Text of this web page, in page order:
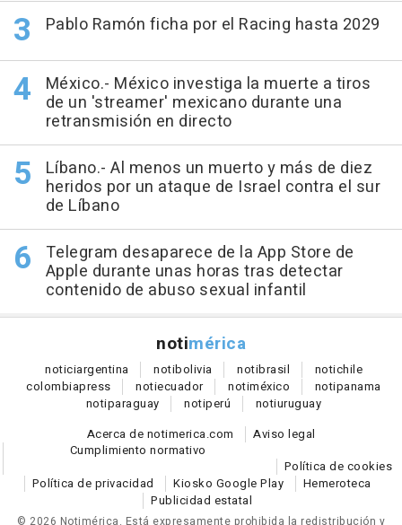
Pablo Ramón ficha por el Racing hasta 2029
México.- México investiga la muerte a tiros
de un 'streamer' mexicano durante una
retransmisión en directo
Líbano.- Al menos un muerto y más de diez
heridos por un ataque de Israel contra el sur
de Líbano
Telegram desaparece de la App Store de
Apple durante unas horas tras detectar
contenido de abuso sexual infantil
notimérica
noticiargentina notibolivia notibrasil notichile
colombiapress notiecuador notiméxico notipanama
notiparaguay notiperú notiuruguay
Acerca de notimerica.com
Aviso legal
Cumplimiento normativo
Política de cookies
Política de privacidad
Kiosko Google Play
Hemeroteca
Publicidad estatal
© 2026 Notimérica. Está expresamente prohibida la redistribución y